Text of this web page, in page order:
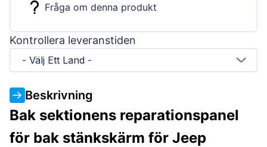
Fråga om denna produkt
Kontrollera leveranstiden
- Välj Ett Land -
Beskrivning
Bak sektionens reparationspanel
för bak stänkskärm för Jeep